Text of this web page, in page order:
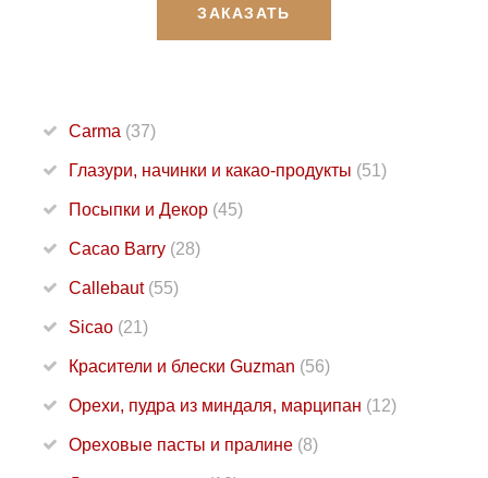
ЗАКАЗАТЬ
Carma (37)
Глазури, начинки и какао-продукты (51)
Посыпки и Декор (45)
Cacao Barry (28)
Callebaut (55)
Sicao (21)
Красители и блески Guzman (56)
Орехи, пудра из миндаля, марципан (12)
Ореховые пасты и пралине (8)